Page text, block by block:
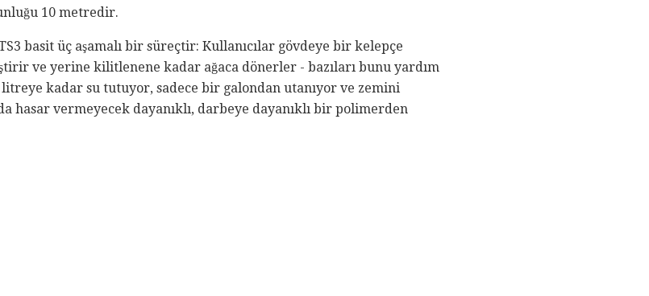
10 metredir.
basit üç aşamalı bir süreçtir: Kullanıcılar gövdeye bir kelepçe
ve yerine kilitlenene kadar ağaca dönerler - bazıları bunu yardım
kadar su tutuyor, sadece bir galondan utanıyor ve zemini
hasar vermeyecek dayanıklı, darbeye dayanıklı bir polimerden